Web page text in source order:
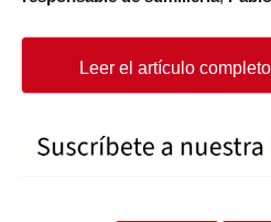
Leer el artículo